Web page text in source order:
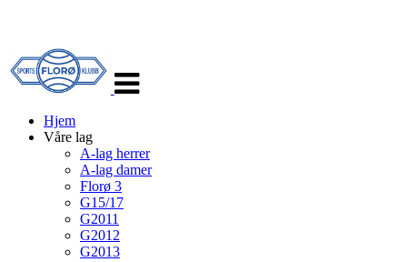
navigasjon
Hjem
Våre lag
A-lag herrer
A-lag damer
Florø 3
G15/17
G2011
G2012
G2013